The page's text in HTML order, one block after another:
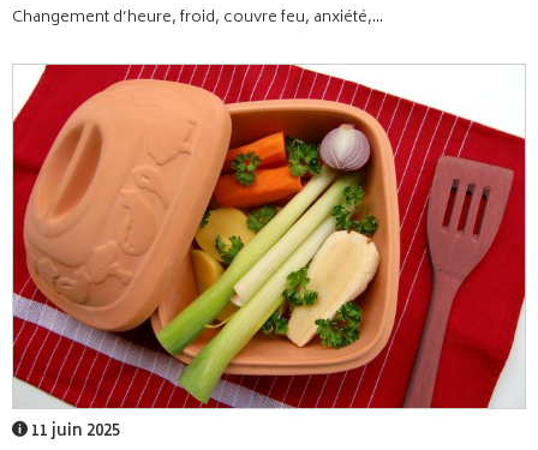
Changement d’heure, froid, couvre feu, anxiété,...
11 juin 2025